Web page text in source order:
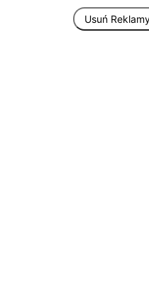
Usuń